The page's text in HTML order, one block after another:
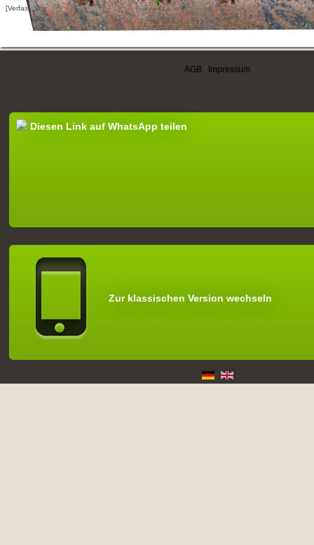
[Verfasser nur für angemeldete Benutzer sichtbar]
AGB Impressum
Diesen Link auf WhatsApp teilen
Zur klassischen Version wechseln